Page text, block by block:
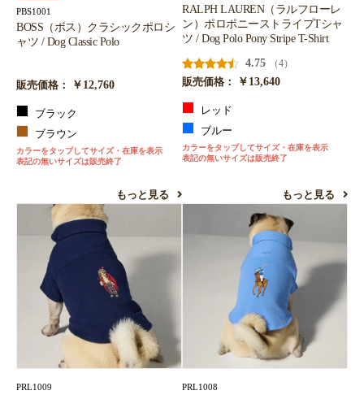
PBS1001
BOSS（ボス）クラシックポロシ
ャツ / Dog Classic Polo
販売価格： ￥12,760
ブラック
ブラウン
カラーをタップしてサイズ・在庫を表示
表記の無いサイズは販売終了
もっと見る
RALPH LAUREN（ラルフローレ
ン）ポロポニーストライプTシャ
ツ / Dog Polo Pony Stripe T-Shirt
4.75
（4）
販売価格：
￥13,640
レッド
ブルー
カラーをタップしてサイズ・在庫を表示
表記の無いサイズは販売終了
もっと見る
PRL1009 PRL1008